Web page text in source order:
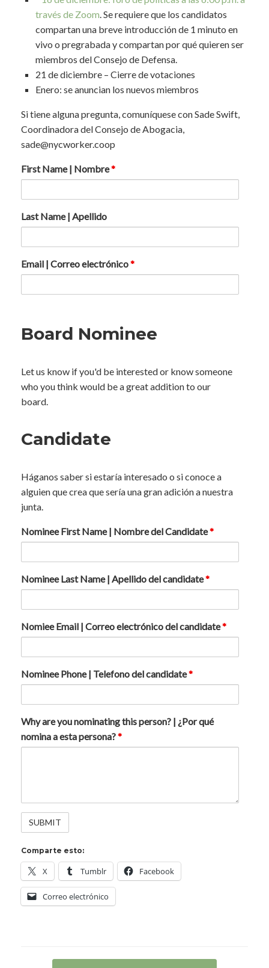
través de Zoom. Se requiere que los candidatos
compartan una breve introducción de 1 minuto en
vivo o pregrabada y compartan por qué quieren ser
miembros del Consejo de Defensa.
21 de diciembre – Cierre de votaciones
Enero: se anuncian los nuevos miembros
Si tiene alguna pregunta, comuníquese con Sade Swift,
Coordinadora del Consejo de Abogacia,
sade@nycworker.coop
First Name | Nombre*
Last Name | Apellido
Email | Correo electrónico*
Board Nominee
Let us know if you'd be interested or know someone
who you think would be a great addition to our
board.
Candidate
Háganos saber si estaría interesado o si conoce a
alguien que crea que sería una gran adición a nuestra
junta.
Nominee First Name | Nombre del Candidate*
Nominee Last Name | Apellido del candidate*
Nomiee Email | Correo electrónico del candidate*
Nominee Phone | Telefono del candidate*
Why are you nominating this person? | ¿Por qué
nomina a esta persona?*
Comparte esto:
X Tumblr Facebook
Correo electrónico